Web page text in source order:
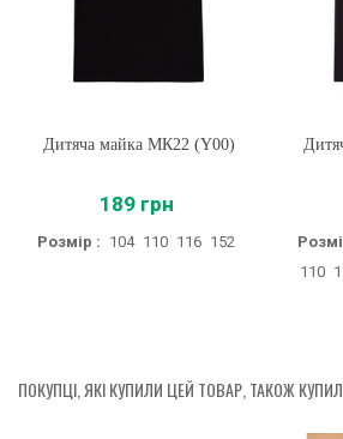
Дитяча майка МК22 (Y00)
189 грн
Розмір : 104 110 116 152
110
ПОКУПЦІ, ЯКІ КУПИЛИ ЦЕЙ ТОВАР, ТАКОЖ